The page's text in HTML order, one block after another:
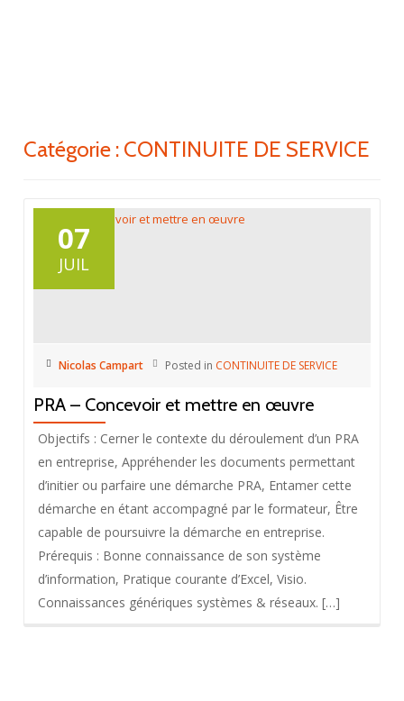
Catégorie : CONTINUITE DE SERVICE
07
JUIL
Nicolas Campart Posted in CONTINUITE DE SERVICE
PRA – Concevoir et mettre en œuvre
Objectifs : Cerner le contexte du déroulement d’un PRA
en entreprise, Appréhender les documents permettant
d’initier ou parfaire une démarche PRA, Entamer cette
démarche en étant accompagné par le formateur, Être
capable de poursuivre la démarche en entreprise.
Prérequis : Bonne connaissance de son système
d’information, Pratique courante d’Excel, Visio.
Connaissances génériques systèmes & réseaux. […]